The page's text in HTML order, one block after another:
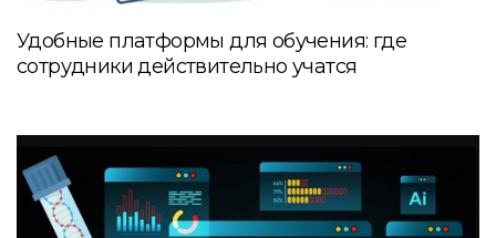
Удобные платформы для обучения: где
сотрудники действительно учатся